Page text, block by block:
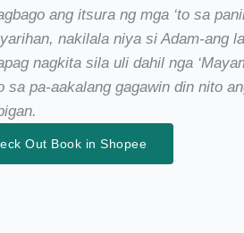
ang itsura ng mga ‘to sa
nakilala niya si Adam-ang
nagkita sila uli dahil nga
sa pa-aakalang gagawin din nito
Out Book in Shopee